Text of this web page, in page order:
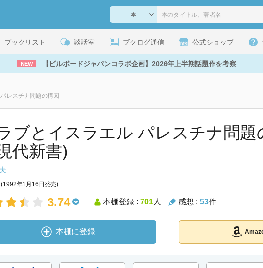
ブックリスト 談話室 ブクログ通信 公式ショップ
NEW 【ビルボードジャパンコラボ企画】2026年上半期話題作を考察
レスチナ問題の構図
ブとイスラエル パレスチナ問題
代新書)
(1992年1月16日発売)
3.74 本棚登録 : 701人 感想 : 53件
本棚に登録